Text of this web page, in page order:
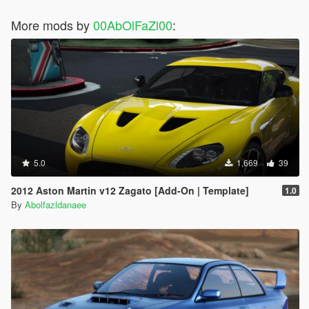
More mods by00AbOlFaZl00:
5.0 1,669 39
2012 Aston Martin v12 Zagato [Add-On | Template] 1.0
By Abolfazldanaee